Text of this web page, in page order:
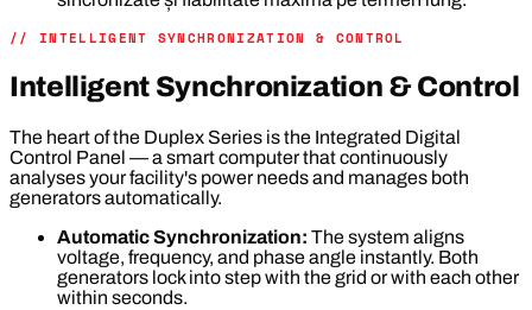
// INTELLIGENT SYNCHRONIZATION & CONTROL
Intelligent Synchronization & Control
The heart of the Duplex Series is the Integrated Digital
Control Panel — a smart computer that continuously
analyses your facility's power needs and manages both
generators automatically.
Automatic Synchronization: The system aligns
voltage, frequency, and phase angle instantly. Both
generators lock into step with the grid or with each other
within seconds.